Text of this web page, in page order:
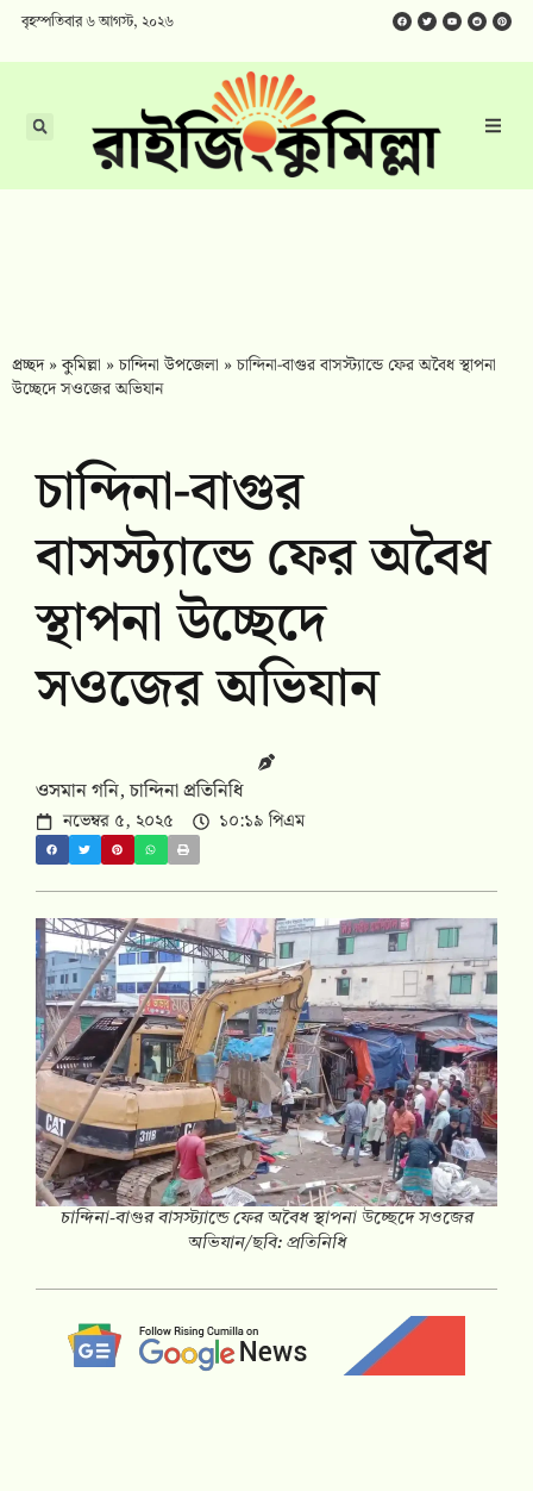
বৃহস্পতিবার ৬ আগস্ট, ২০২৬
প্রচ্ছদ»কুমিল্লা »চান্দিনা উপজেলা »চান্দিনা-বাগুর বাসস্ট্যান্ডে ফের অবৈধ স্থাপনা
উচ্ছেদে সওজের অভিযান
চান্দিনা-বাগুর
বাসস্ট্যান্ডে ফের অবৈধ
স্থাপনা উচ্ছেদে
সওজের অভিযান
ওসমান গনি, চান্দিনা প্রতিনিধি
নভেম্বর ৫, ২০২৫ ১০:১৯ পিএম
চান্দিনা-বাগুর বাসস্ট্যান্ডে ফের অবৈধ স্থাপনা উচ্ছেদে সওজের
অভিযান/ছবি: প্রতিনিধি